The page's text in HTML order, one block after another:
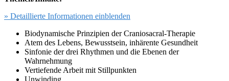
» Detaillierte Informationen einblenden
Biodynamische Prinzipien der Craniosacral-Therapie
Atem des Lebens, Bewusstsein, inhärente Gesundheit
Sinfonie der drei Rhythmen und die Ebenen der
Wahrnehmung
Vertiefende Arbeit mit Stillpunkten
Unwinding